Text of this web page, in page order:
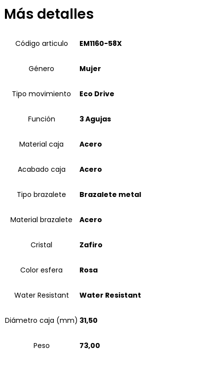
Más detalles
Código articulo EM1160-58X
Género Mujer
Tipo movimiento Eco Drive
Función 3 Agujas
Material caja Acero
Acabado caja Acero
Tipo brazalete Brazalete metal
Material brazalete Acero
Cristal Zafiro
Color esfera Rosa
Water Resistant Water Resistant
Diámetro caja (mm) 31,50
Peso 73,00